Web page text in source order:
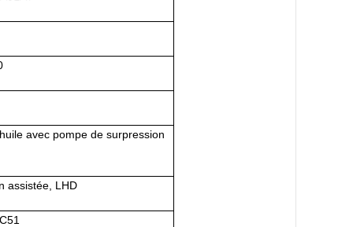
avec pompe de surpression
assistée, LHD